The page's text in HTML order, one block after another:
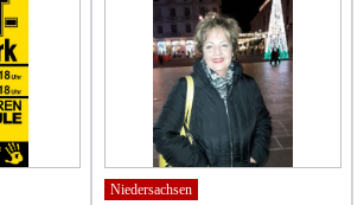
Niedersachsen